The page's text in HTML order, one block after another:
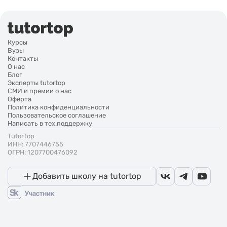
Курсы
Вузы
Контакты
О нас
Блог
Эксперты tutortop
СМИ и премии о нас
Оферта
Политика конфиденциальности
Пользовательское соглашение
Написать в тех.поддержку
TutorTop
ИНН: 7707446755
ОГРН: 1207700476092
Добавить школу на tutortop